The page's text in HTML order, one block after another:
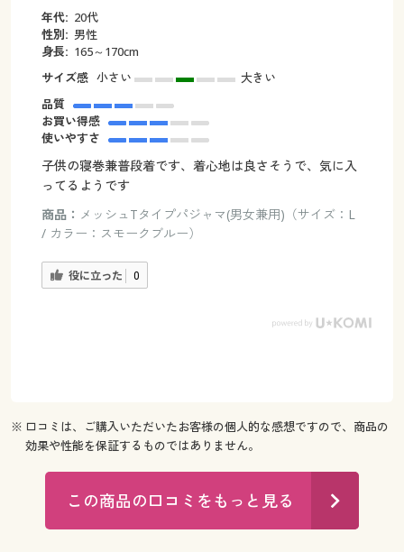
年代: 20代
性別: 男性
身長: 165～170cm
サイズ感 小さい
大きい
品質
お買い得感
使いやすさ
子供の寝巻兼普段着です、着心地は良さそうで、気に入
ってるようです
商品： メッシュTタイプパジャマ(男女兼用)（サイズ：L
/ カラー：スモークブルー）
役に立った 0
※ 口コミは、ご購入いただいたお客様の個人的な感想ですので、商品の
効果や性能を保証するものではありません。
この商品の口コミをもっと見る